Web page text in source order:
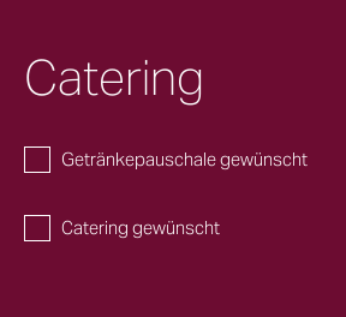
Catering
Getränkepauschale gewünscht
Catering gewünscht